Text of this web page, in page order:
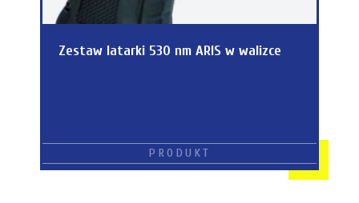
Zestaw latarki 530 nm ARIS w walizce